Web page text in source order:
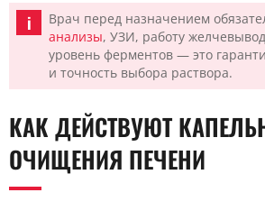
Врач перед назначением
анализы, УЗИ, работу
уровень ферментов — это
и точность выбора раствора.
КАК ДЕЙСТВУЮТ
ОЧИЩЕНИЯ ПЕЧЕНИ